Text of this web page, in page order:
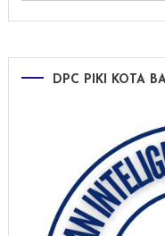
DPC PIKI KOTA